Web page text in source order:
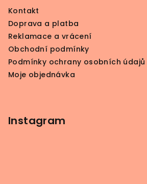
Kontakt
Doprava a platba
Reklamace a vrácení
Obchodní podmínky
Podmínky ochrany osobních údajů
Moje objednávka
Instagram